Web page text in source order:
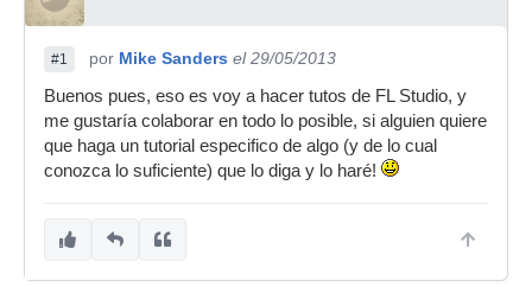
#1 por Mike Sanders el 29/05/2013
Buenos pues, eso es voy a hacer tutos de FL Studio, y
me gustaría colaborar en todo lo posible, si alguien quiere
que haga un tutorial especifico de algo (y de lo cual
conozca lo suficiente) que lo diga y lo haré!